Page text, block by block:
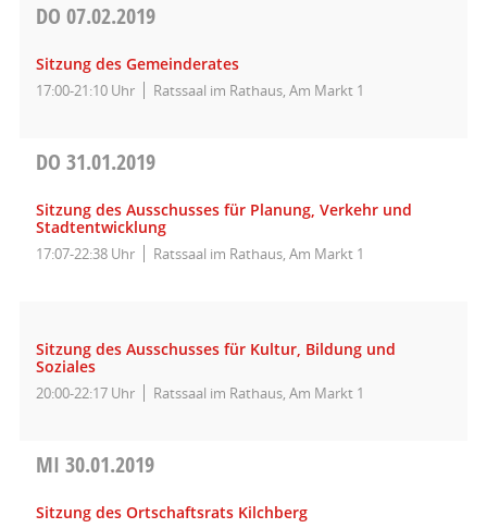
DO 07.02.2019
Sitzung des Gemeinderates
17:00-21:10 Uhr Ratssaal im Rathaus, Am Markt 1
DO 31.01.2019
Sitzung des Ausschusses für Planung, Verkehr und
Stadtentwicklung
17:07-22:38 Uhr Ratssaal im Rathaus, Am Markt 1
Sitzung des Ausschusses für Kultur, Bildung und
Soziales
20:00-22:17 Uhr Ratssaal im Rathaus, Am Markt 1
MI 30.01.2019
Sitzung des Ortschaftsrats Kilchberg